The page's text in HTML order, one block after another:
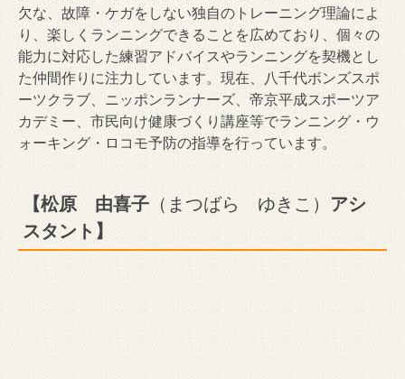
欠な、故障・ケガをしない独自のトレーニング理論によ
り、楽しくランニングできることを広めており、個々の
能力に対応した練習アドバイスやランニングを契機とし
た仲間作りに注力しています。現在、八千代ボンズスポ
ーツクラブ、ニッポンランナーズ、帝京平成スポーツア
カデミー、市民向け健康づくり講座等でランニング・ウ
ォーキング・ロコモ予防の指導を行っています。
【松原 由喜子 （まつばら ゆきこ） アシ
スタント】